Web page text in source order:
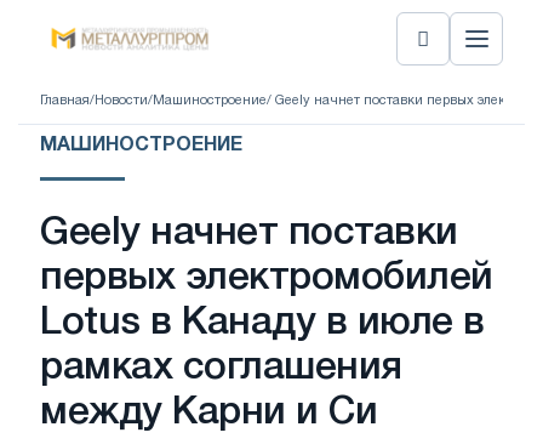
Главная/ Новости/ Машиностроение/ Geely начнет поставки первых
МАШИНОСТРОЕНИЕ
Geely начнет поставки
первых электромобилей
Lotus в Канаду в июле в
рамках соглашения
между Карни и Си